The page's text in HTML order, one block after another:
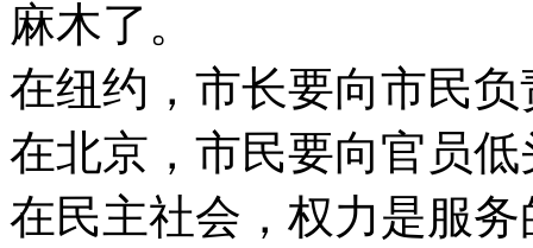
麻木了。
在纽约，市长要向市民负
在北京，市民要向官员低
在民主社会，权力是服